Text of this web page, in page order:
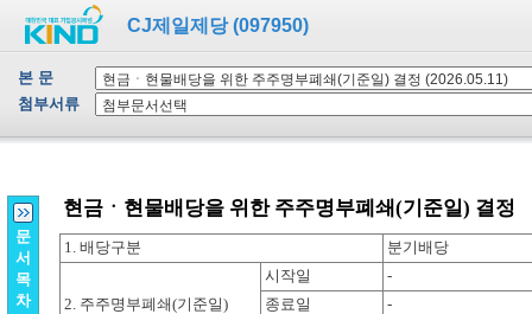
CJ제일제당 (097950)
본 문
첨부서류
문
서
목
차